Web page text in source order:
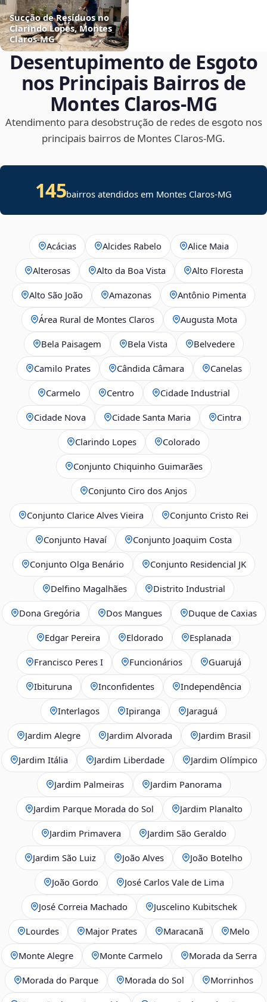
Sucção de Resíduos no
Clarindo Lopes, Montes
Claros‑MG
Desentupimento de Esgoto
nos Principais Bairros de
Montes Claros‑MG
Atendimento para desobstrução de redes de esgoto nos
principais bairros de Montes Claros‑MG.
145bairros atendidos em Montes Claros-MG
Acácias Alcides Rabelo Alice Maia
Alterosas Alto da Boa Vista Alto Floresta
Alto São João Amazonas Antônio Pimenta
Área Rural de Montes Claros Augusta Mota
Bela Paisagem Bela Vista Belvedere
Camilo Prates Cândida Câmara Canelas
Carmelo Centro Cidade Industrial
Cidade Nova Cidade Santa Maria Cintra
Clarindo Lopes Colorado
Conjunto Chiquinho Guimarães
Conjunto Ciro dos Anjos
Conjunto Clarice Alves Vieira Conjunto Cristo Rei
Conjunto Havaí Conjunto Joaquim Costa
Conjunto Olga Benário Conjunto Residencial JK
Delfino Magalhães Distrito Industrial
Dona Gregória Dos Mangues Duque de Caxias
Edgar Pereira Eldorado Esplanada
Francisco Peres I Funcionários Guarujá
Ibituruna Inconfidentes Independência
Interlagos Ipiranga Jaraguá
Jardim Alegre Jardim Alvorada Jardim Brasil
Jardim Itália Jardim Liberdade Jardim Olímpico
Jardim Palmeiras Jardim Panorama
Jardim Parque Morada do Sol Jardim Planalto
Jardim Primavera Jardim São Geraldo
Jardim São Luiz João Alves João Botelho
João Gordo José Carlos Vale de Lima
José Correia Machado Juscelino Kubitschek
Lourdes Major Prates Maracanã Melo
Monte Alegre Monte Carmelo Morada da Serra
Morada do Parque Morada do Sol Morrinhos